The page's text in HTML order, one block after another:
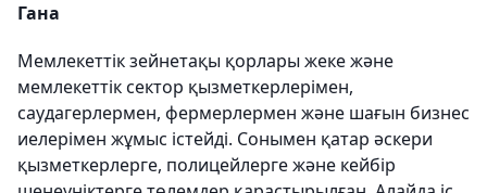
Гана
Мемлекеттік зейнетақы қорлары жеке және
мемлекеттік сектор қызметкерлерімен,
саудагерлермен, фермерлермен және шағын бизнес
иелерімен жұмыс істейді. Сонымен қатар әскери
қызметкерлерге, полицейлерге және кейбір